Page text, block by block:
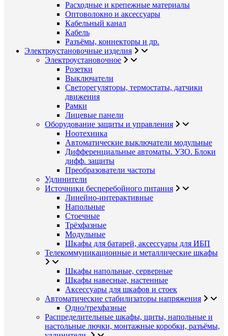
Расходные и крепежные материалы
Оптоволокно и аксессуары
Кабельный канал
Кабель
Разъёмы, коннекторы и др.
Электроустановочные изделия
Электроустановочное
Розетки
Выключатели
Светорегуляторы, термостаты, датчики
движения
Рамки
Лицевые панели
Оборудование защиты и управления
Ноотехника
Автоматические выключатели модульные
Дифференциальные автоматы. УЗО. Блоки
дифф. защиты
Преобразователи частоты
Удлинители
Источники бесперебойного питания
Линейно-интерактивные
Напольные
Стоечные
Трёхфазные
Модульные
Шкафы для батарей, аксессуары для ИБП
Телекоммуникационные и металлические шкафы
Шкафы напольные, серверные
Шкафы навесные, настенные
Аксессуары для шкафов и стоек
Автоматические стабилизаторы напряжения
Одно/трехфазные
Распределительные шкафы, щиты, напольные и
настольные лючки, монтажные коробки, разъёмы,